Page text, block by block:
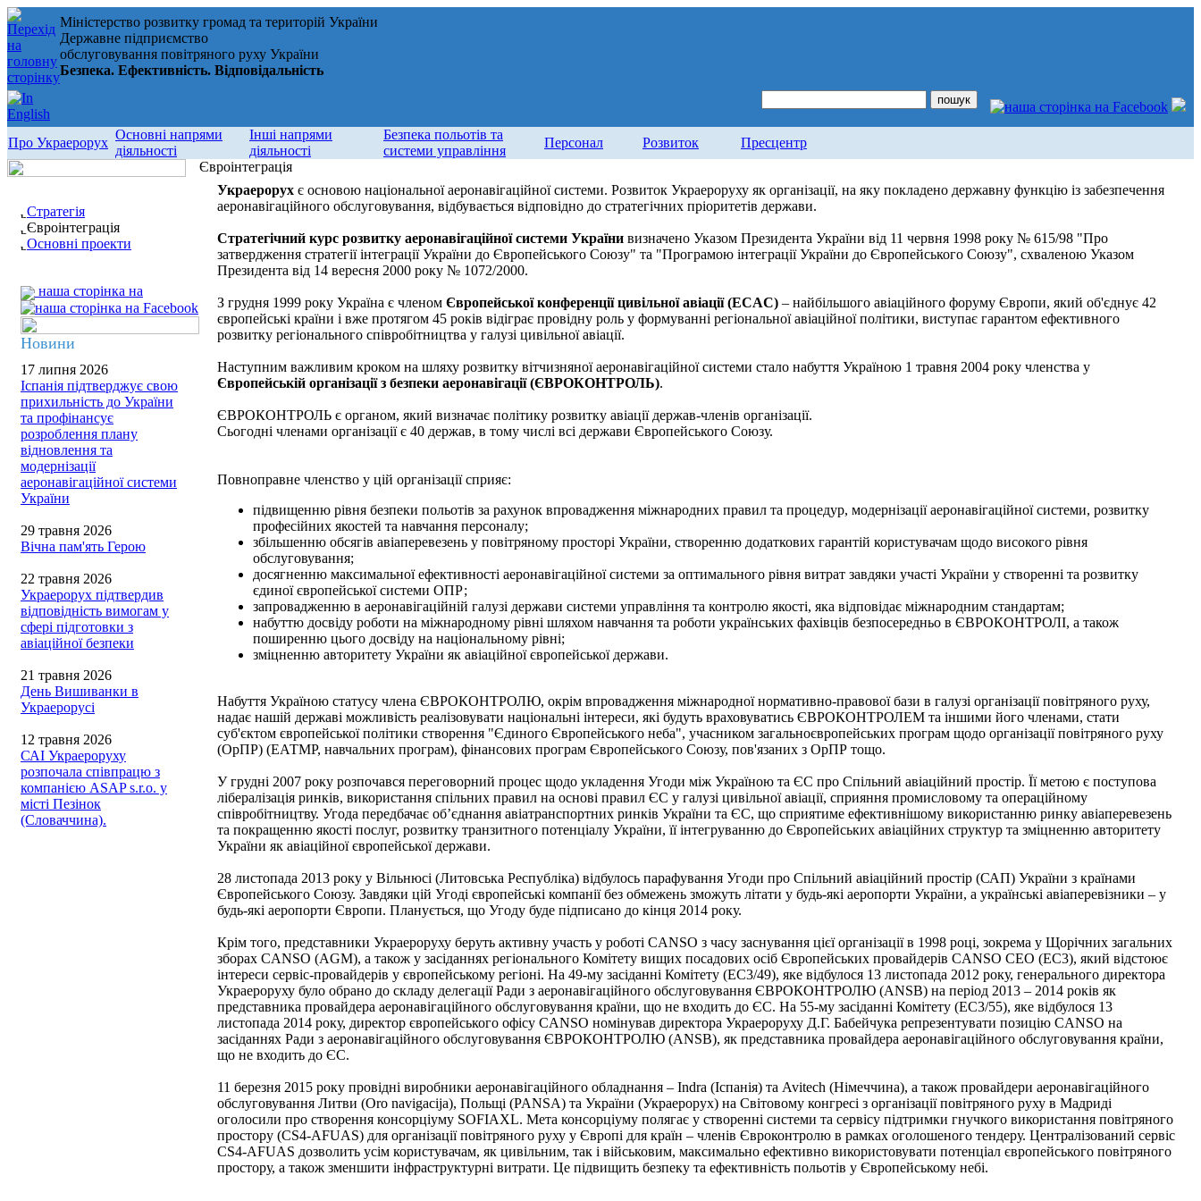
Міністерство розвитку громад та територій України
Державне підприємство
обслуговування повітряного руху України
Безпека. Ефективність. Відповідальність
Про Украерорух
Основні напрями
діяльності
Інші напрями
діяльності
Безпека польотів та
системи управління
Персонал Розвиток Пресцентр
Стратегія
Євроінтеграція
Основні проекти
наша сторінка на
Новини
17 липня 2026
Іспанія підтверджує свою
прихильність до України
та профінансує
розроблення плану
відновлення та
модернізації
аеронавігаційної системи
України
29 травня 2026
Вічна пам'ять Герою
22 травня 2026
Украерорух підтвердив
відповідність вимогам у
сфері підготовки з
авіаційної безпеки
21 травня 2026
День Вишиванки в
Украерорусі
12 травня 2026
САІ Украероруху
розпочала співпрацю з
компанією ASAP s.r.o. у
місті Пезінок
(Словаччина).
Євроінтеграція
Украерорух є основою національної аеронавігаційної системи. Розвиток Украероруху як організації, на яку покладено державну функцію із забезпечення
аеронавігаційного обслуговування, відбувається відповідно до стратегічних пріоритетів держави.
Стратегічний курс розвитку аеронавігаційної системи України визначено Указом Президента України від 11 червня 1998 року № 615/98 "Про
затвердження стратегії інтеграції України до Європейського Союзу" та "Програмою інтеграції України до Європейського Союзу", схваленою Указом
Президента від 14 вересня 2000 року № 1072/2000.
З грудня 1999 року Україна є членом Європейської конференції цивільної авіації (ECAC) – найбільшого авіаційного форуму Європи, який об'єднує 42
європейські країни і вже протягом 45 років відіграє провідну роль у формуванні регіональної авіаційної політики, виступає гарантом ефективного
розвитку регіонального співробітництва у галузі цивільної авіації.
Наступним важливим кроком на шляху розвитку вітчизняної аеронавігаційної системи стало набуття Україною 1 травня 2004 року членства у
Європейській організації з безпеки аеронавігації (ЄВРОКОНТРОЛЬ).
ЄВРОКОНТРОЛЬ є органом, який визначає політику розвитку авіації держав-членів організації.
Сьогодні членами організації є 40 держав, в тому числі всі держави Європейського Союзу.
Повноправне членство у цій організації сприяє:
підвищенню рівня безпеки польотів за рахунок впровадження міжнародних правил та процедур, модернізації аеронавігаційної системи, розвитку
професійних якостей та навчання персоналу;
збільшенню обсягів авіаперевезень у повітряному просторі України, створенню додаткових гарантій користувачам щодо високого рівня
обслуговування;
досягненню максимальної ефективності аеронавігаційної системи за оптимального рівня витрат завдяки участі України у створенні та розвитку
єдиної європейської системи ОПР;
запровадженню в аеронавігаційній галузі держави системи управління та контролю якості, яка відповідає міжнародним стандартам;
набуттю досвіду роботи на міжнародному рівні шляхом навчання та роботи українських фахівців безпосередньо в ЄВРОКОНТРОЛІ, а також
поширенню цього досвіду на національному рівні;
зміцненню авторитету України як авіаційної європейської держави.
Набуття Україною статусу члена ЄВРОКОНТРОЛЮ, окрім впровадження міжнародної нормативно-правової бази в галузі організації повітряного руху,
надає нашій державі можливість реалізовувати національні інтереси, які будуть враховуватись ЄВРОКОНТРОЛЕМ та іншими його членами, стати
суб'єктом європейської політики створення "Єдиного Європейського неба", учасником загальноєвропейських програм щодо організації повітряного руху
(ОрПР) (ЕАТМР, навчальних програм), фінансових програм Європейського Союзу, пов'язаних з ОрПР тощо.
У грудні 2007 року розпочався переговорний процес щодо укладення Угоди між Україною та ЄС про Спільний авіаційний простір. Її метою є поступова
лібералізація ринків, використання спільних правил на основі правил ЄС у галузі цивільної авіації, сприяння промисловому та операційному
співробітництву. Угода передбачає об’єднання авіатранспортних ринків України та ЄС, що сприятиме ефективнішому використанню ринку авіаперевезень
та покращенню якості послуг, розвитку транзитного потенціалу України, її інтегруванню до Європейських авіаційних структур та зміцненню авторитету
України як авіаційної європейської держави.
28 листопада 2013 року у Вільнюсі (Литовська Республіка) відбулось парафування Угоди про Спільний авіаційний простір (САП) України з країнами
Європейського Союзу. Завдяки цій Угоді європейські компанії без обмежень зможуть літати у будь-які аеропорти України, а українські авіаперевізники – у
будь-які аеропорти Європи. Планується, що Угоду буде підписано до кінця 2014 року.
Крім того, представники Украероруху беруть активну участь у роботі CANSO з часу заснування цієї організації в 1998 році, зокрема у Щорічних загальних
зборах CANSO (AGM), а також у засіданнях регіонального Комітету вищих посадових осіб Європейських провайдерів CANSO CEO (EC3), який відстоює
інтереси сервіс-провайдерів у європейському регіоні. На 49-му засіданні Комітету (EC3/49), яке відбулося 13 листопада 2012 року, генерального директора
Украероруху було обрано до складу делегації Ради з аеронавігаційного обслуговування ЄВРОКОНТРОЛЮ (ANSB) на період 2013 – 2014 років як
представника провайдера аеронавігаційного обслуговування країни, що не входить до ЄС. На 55-му засіданні Комітету (EC3/55), яке відбулося 13
листопада 2014 року, директор європейського офісу CANSO номінував директора Украероруху Д.Г. Бабейчука репрезентувати позицію CANSO на
засіданнях Ради з аеронавігаційного обслуговування ЄВРОКОНТРОЛЮ (ANSB), як представника провайдера аеронавігаційного обслуговування країни,
що не входить до ЄС.
11 березня 2015 року провідні виробники аеронавігаційного обладнання – Indra (Іспанія) та Avitech (Німеччина), а також провайдери аеронавігаційного
обслуговування Литви (Oro navigacija), Польщі (PANSA) та України (Украерорух) на Світовому конгресі з організації повітряного руху в Мадриді
оголосили про створення консорціуму SOFIAXL. Мета консорціуму полягає у створенні системи та сервісу підтримки гнучкого використання повітряного
простору (CS4-AFUAS) для організації повітряного руху у Європі для країн – членів Євроконтролю в рамках оголошеного тендеру. Централізований сервіс
CS4-AFUAS дозволить усім користувачам, як цивільним, так і військовим, максимально ефективно використовувати потенціал європейського повітряного
простору, а також зменшити інфраструктурні витрати. Це підвищить безпеку та ефективність польотів у Європейському небі.